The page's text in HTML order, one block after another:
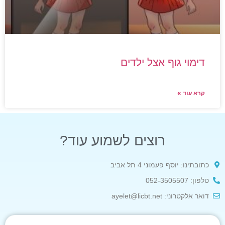
דימוי גוף אצל ילדים
קרא עוד »
רוצים לשמוע עוד?
כתובתינו: יוסף פעמוני 4 תל אביב
טלפון: 052-3505507
דואר אלקטרוני: ayelet@licbt.net